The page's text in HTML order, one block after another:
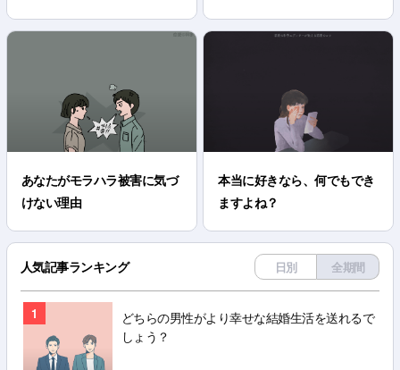
あなたがモラハラ被害に気づ
けない理由
本当に好きなら、何でもでき
ますよね？
人気記事ランキング 日別 全期間
1
どちらの男性がより幸せな結婚生活を送れるで
しょう？